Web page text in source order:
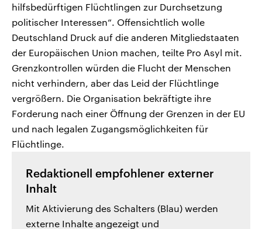
hilfsbedürftigen Flüchtlingen zur Durchsetzung
politischer Interessen“. Offensichtlich wolle
Deutschland Druck auf die anderen Mitgliedstaaten
der Europäischen Union machen, teilte Pro Asyl mit.
Grenzkontrollen würden die Flucht der Menschen
nicht verhindern, aber das Leid der Flüchtlinge
vergrößern. Die Organisation bekräftigte ihre
Forderung nach einer Öffnung der Grenzen in der EU
und nach legalen Zugangsmöglichkeiten für
Flüchtlinge.
Redaktionell empfohlener externer
Inhalt
Mit Aktivierung des Schalters (Blau) werden
externe Inhalte angezeigt und